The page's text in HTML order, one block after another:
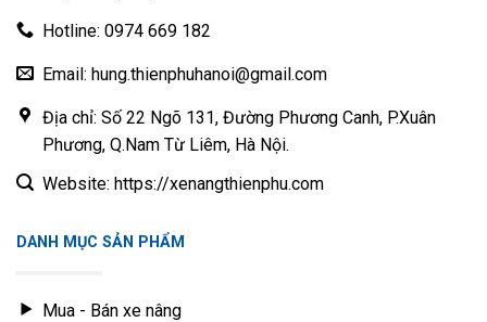
Hotline: 0974 669 182
Email: hung.thienphuhanoi@gmail.com
Địa chỉ: Số 22 Ngõ 131, Đường Phương Canh, P.Xuân
Phương, Q.Nam Từ Liêm, Hà Nội.
Website: https://xenangthienphu.com
DANH MỤC SẢN PHẨM
Mua - Bán xe nâng